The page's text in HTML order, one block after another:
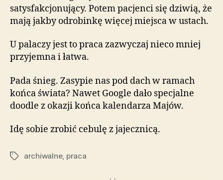
satysfakcjonujący. Potem pacjenci się dziwią, że
mają jakby odrobinkę więcej miejsca w ustach.
U palaczy jest to praca zazwyczaj nieco mniej
przyjemna i łatwa.
Pada śnieg. Zasypie nas pod dach w ramach
końca świata? Nawet Google dało specjalne
doodle z okazji końca kalendarza Majów.
Idę sobie zrobić cebulę z jajecznicą.
Tagiarchiwalne, praca